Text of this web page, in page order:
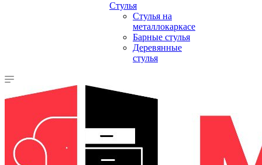
Стулья
Стулья на
металлокаркасе
Барные стулья
Деревянные
стулья